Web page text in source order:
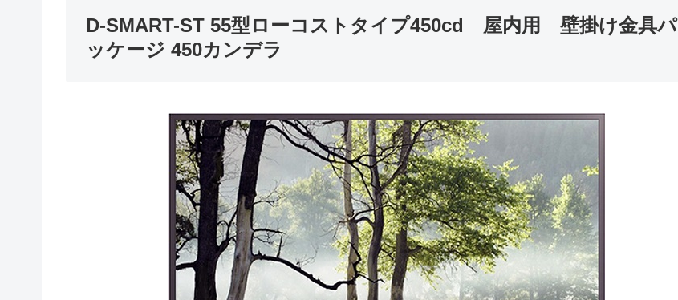
D-SMART-ST 55型ローコストタイプ450cd 屋内用 壁掛け金具パ
ッケージ 450カンデラ